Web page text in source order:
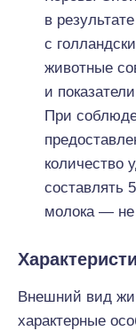
в
с
животные
и
При
количество
составлять
молока — не
Внешний вид
характерные